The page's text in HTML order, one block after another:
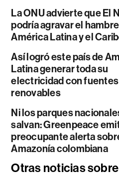
La ONU advierte que El
podría agravar el
América Latina y el
Así logró este país de
Latina generar toda su
electricidad con
renovables
Ni los parques
salvan: Greenpeace
preocupante alerta
Amazonía colombiana
Otras noticias